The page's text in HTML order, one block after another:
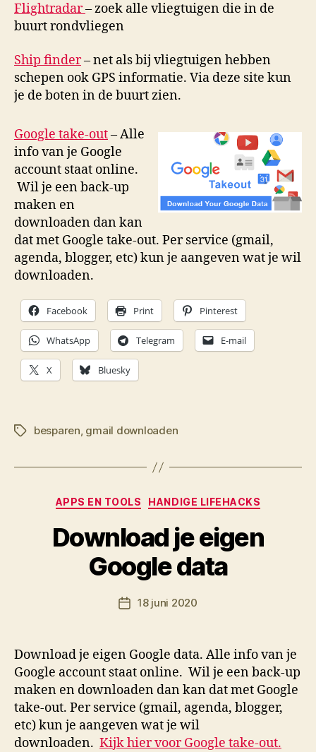
Flightradar– zoek alle vliegtuigen die in de
buurt rondvliegen
Ship finder– net als bij vliegtuigen hebben
schepen ook GPS informatie. Via deze site kun
je de boten in de buurt zien.
Google take-out– Alle
info van je Google
account staat online.
Wil je een back-up
maken en
downloaden dan kan
dat met Google take-out. Per service (gmail,
agenda, blogger, etc) kun je aangeven wat je wil
downloaden.
Facebook Print Pinterest
WhatsApp Telegram E-mail
X Bluesky
Tagsbesparen, gmail downloaden
Categorieën
APPS EN TOOLS HANDIGE LIFEHACKS
Download je eigen
Google data
Berichtauteur
D
o
r
Berichtdatum
18 juni 2020
Download je eigen Google data. Alle info van je
Google account staat online. Wil je een back-up
maken en downloaden dan kan dat met Google
take-out. Per service (gmail, agenda, blogger,
etc) kun je aangeven wat je wil
downloaden. Kijk hier voor Google take-out.